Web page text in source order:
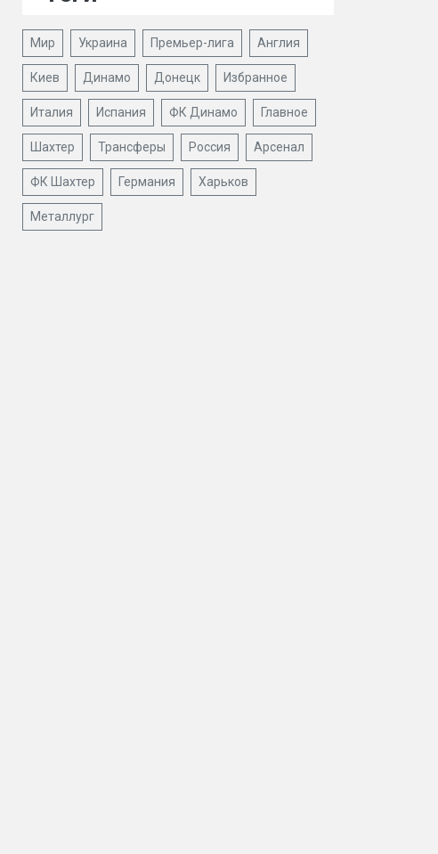
Мир Украина Премьер-лига Англия
Киев Динамо Донецк Избранное
Италия Испания ФК Динамо Главное
Шахтер Трансферы Россия Арсенал
ФК Шахтер Германия Харьков
Металлург